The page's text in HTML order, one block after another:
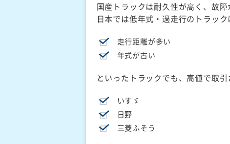
国産トラックは耐久性が高く、故
日本では低年式・過走行のトラッ
走行距離が多い
年式が古い
といったトラックでも、高値で取
いすゞ
日野
三菱ふそう